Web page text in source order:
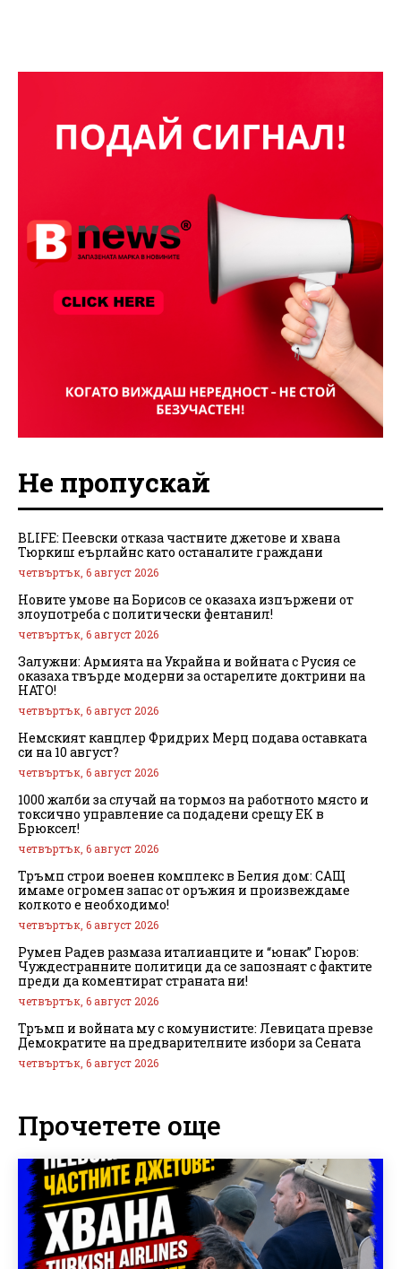
Не пропускай
BLIFE: Пеевски отказа частните джетове и хвана
Тюркиш еърлайнс като останалите граждани
четвъртък, 6 август 2026
Новите умове на Борисов се оказаха изпържени от
злоупотреба с политически фентанил!
четвъртък, 6 август 2026
Залужни: Армията на Украйна и войната с Русия се
оказаха твърде модерни за остарелите доктрини на
НАТО!
четвъртък, 6 август 2026
Немският канцлер Фридрих Мерц подава оставката
си на 10 август?
четвъртък, 6 август 2026
1000 жалби за случай на тормоз на работното място и
токсично управление са подадени срещу ЕК в
Брюксел!
четвъртък, 6 август 2026
Тръмп строи военен комплекс в Белия дом: САЩ
имаме огромен запас от оръжия и произвеждаме
колкото е необходимо!
четвъртък, 6 август 2026
Румен Радев размаза италианците и “юнак” Гюров:
Чуждестранните политици да се запознаят с фактите
преди да коментират страната ни!
четвъртък, 6 август 2026
Тръмп и войната му с комунистите: Левицата превзе
Демократите на предварителните избори за Сената
четвъртък, 6 август 2026
Прочетете още